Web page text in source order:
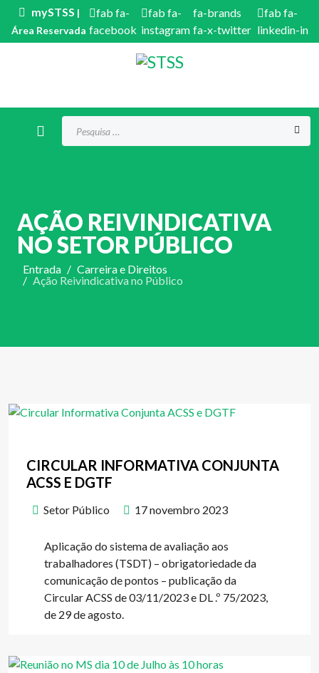
mySTSS |
Área Reservada
fab fa-
facebook
fab fa-
instagram
fa-brands
fa-x-twitter
fab fa-
linkedin-in
AÇÃO REIVINDICATIVA
NO SETOR PÚBLICO
Entrada
Carreira e Direitos
Ação Reivindicativa no Público
CIRCULAR INFORMATIVA CONJUNTA
ACSS E DGTF
Setor Público 17 novembro 2023
Aplicação do sistema de avaliação aos
trabalhadores (TSDT) – obrigatoriedade da
comunicação de pontos – publicação da
Circular ACSS de 03/11/2023 e DL .º 75/2023,
de 29 de agosto.